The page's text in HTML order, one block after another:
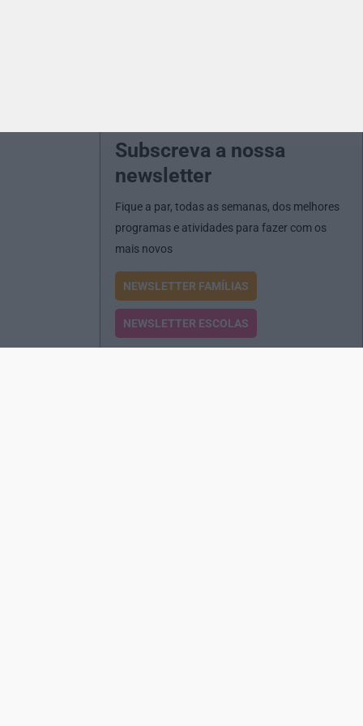
Subscreva a nossa
newsletter
Fique a par, todas as semanas, dos melhores
programas e atividades para fazer com os
mais novos
NEWSLETTER FAMÍLIAS
NEWSLETTER ESCOLAS